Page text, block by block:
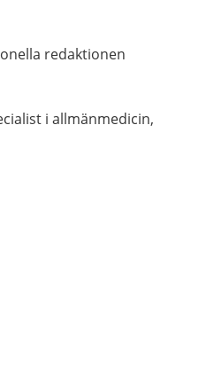
redaktionen
i allmänmedicin,